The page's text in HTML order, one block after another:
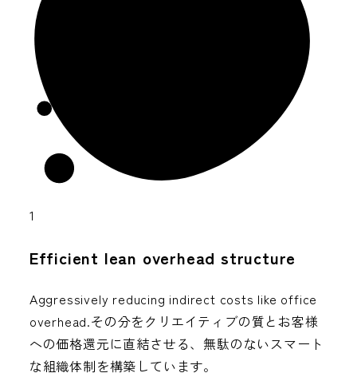
1
Efficient lean overhead structure
Aggressively reducing indirect costs like office
overhead.その分をクリエイティブの質とお客様
への価格還元に直結させる、無駄のないスマート
な組織体制を構築しています。